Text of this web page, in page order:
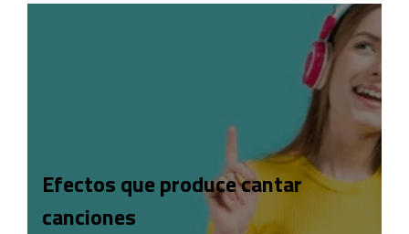
Efectos que produce cantar
canciones